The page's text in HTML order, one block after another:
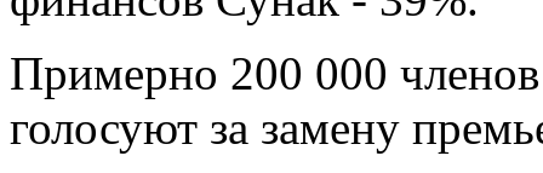
Примерно 200 000
голосуют за замену